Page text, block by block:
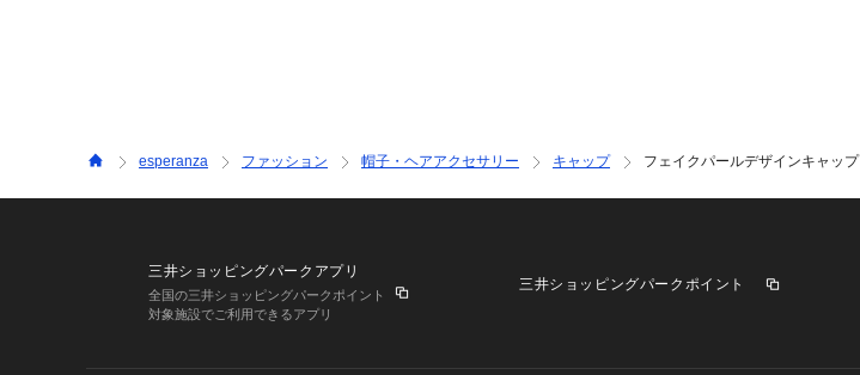
esperanza ファッション 帽子・ヘアアクセサリー キャップ フェイクパールデザインキャップ
三井ショッピングパークアプリ
全国の三井ショッピングパークポイント
対象施設でご利用できるアプリ
三井ショッピングパークポイント